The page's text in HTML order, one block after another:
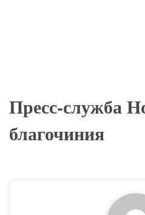
Пресс-служба
благочиния